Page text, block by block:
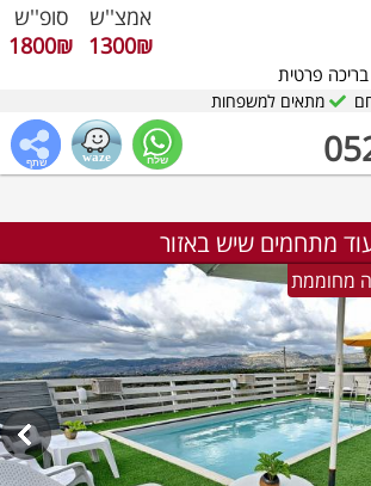
אמצ''ש
1300₪
סופ''ש
1800₪
מתאים למשפחות
מתחמים שיש באזור